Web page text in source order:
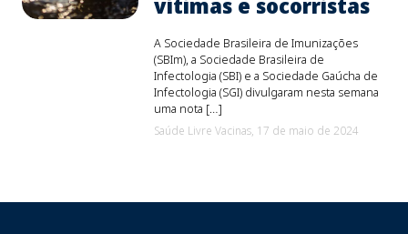
vítimas e socorristas
A Sociedade Brasileira de Imunizações
(SBIm), a Sociedade Brasileira de
Infectologia (SBI) e a Sociedade Gaúcha de
Infectologia (SGI) divulgaram nesta semana
uma nota […]
Saúde Livre Vacinas, 17 de maio de 2024